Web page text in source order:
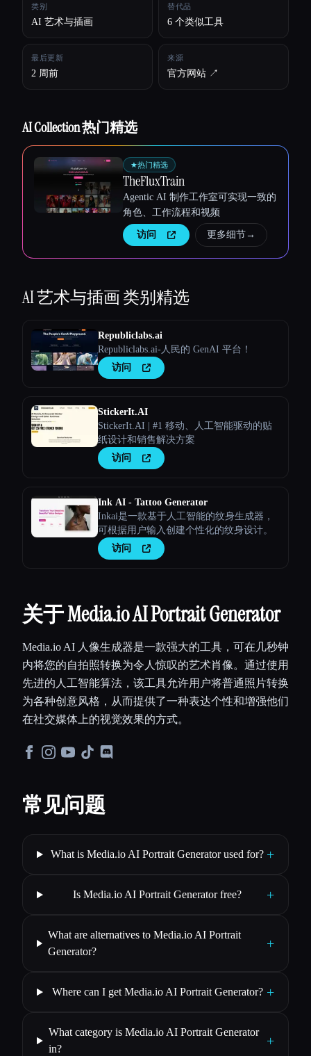
类别
AI 艺术与插画
替代品
6 个类似工具
最后更新
2 周前
来源
官方网站 ↗︎
AI Collection 热门精选
★热门精选
TheFluxTrain
Agentic AI 制作工作室可实现一致的
角色、工作流程和视频
访问 更多细节→
AI 艺术与插画类别精选
Republiclabs.ai
Republiclabs.ai-人民的 GenAI 平台！
访问
StickerIt.AI
StickerIt.AI | #1 移动、人工智能驱动的贴
纸设计和销售解决方案
访问
Ink AI - Tattoo Generator
Inkai是一款基于人工智能的纹身生成器，
可根据用户输入创建个性化的纹身设计。
访问
关于 Media.io AI Portrait Generator
Media.io AI 人像生成器是一款强大的工具，可在几秒钟
内将您的自拍照转换为令人惊叹的艺术肖像。通过使用
先进的人工智能算法，该工具允许用户将普通照片转换
为各种创意风格，从而提供了一种表达个性和增强他们
在社交媒体上的视觉效果的方式。
常见问题
What is Media.io AI Portrait Generator used for? +
Is Media.io AI Portrait Generator free? +
What are alternatives to Media.io AI Portrait
Generator?
+
Where can I get Media.io AI Portrait Generator? +
What category is Media.io AI Portrait Generator
in?
+